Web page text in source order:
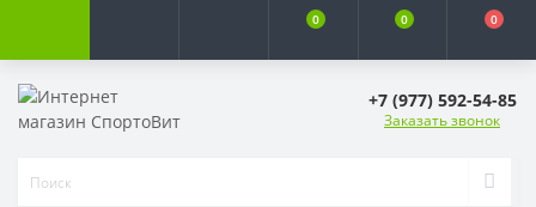
0 0 0
+7 (977) 592-54-85
Заказать звонок